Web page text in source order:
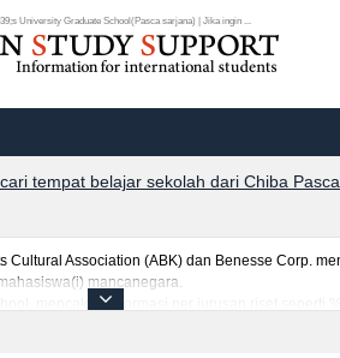
University Graduate School(Pasca sarjana) | Jika ingin ...
tempat belajar sekolah dari Chiba
Association (ABK) dan Benesse Corp.
mancanegara.
mencakup informasi per jurusan riset seperti